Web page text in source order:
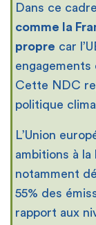
Dans ce
comme la
propre car
engagements
Cette NDC
politique
L’Union
ambitions à la
notamment
55% des
rapport aux